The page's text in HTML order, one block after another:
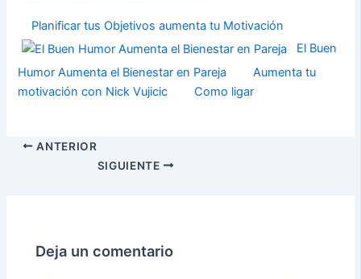
Planificar tus Objetivos aumenta tu Motivación
El Buen
Humor Aumenta el Bienestar en Pareja
Aumenta tu
motivación con Nick Vujicic
Como ligar
ANTERIOR
SIGUIENTE
Deja un comentario